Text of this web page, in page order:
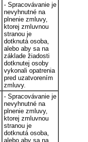
- Spracovávanie je
nevyhnutné na
plnenie zmluvy,
ktorej zmluvnou
stranou je
dotknutá osoba,
alebo aby sa na
základe žiadosti
dotknutej osoby
vykonali opatrenia
pred uzatvorením
zmluvy.
- Spracovávanie je
nevyhnutné na
plnenie zmluvy,
ktorej zmluvnou
stranou je
dotknutá osoba,
alebo aby sa na